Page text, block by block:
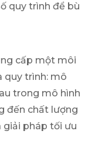
quy trình để bù
cấp một môi
quy trình: mô
trong mô hình
đến chất lượng
giải pháp tối ưu